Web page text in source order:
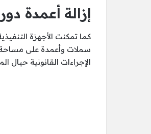
إزالة أعمدة
كما تمكنت الأجهزة
الإجراءات القانونية حيال